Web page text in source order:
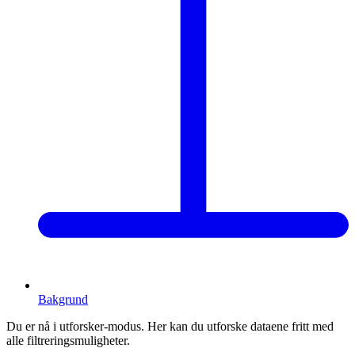
Bakgrund
Du er nå i utforsker-modus. Her kan du utforske dataene fritt med
alle filtreringsmuligheter.